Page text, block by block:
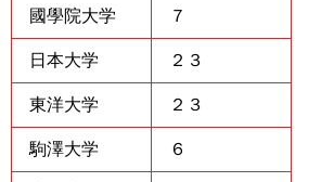
國學院大学 ７
日本大学 ２３
東洋大学 ２３
駒澤大学 ６